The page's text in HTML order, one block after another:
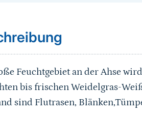
Feuchtgebiet an der Ahse
bis frischen Weidelgras-
sind Flutrasen,